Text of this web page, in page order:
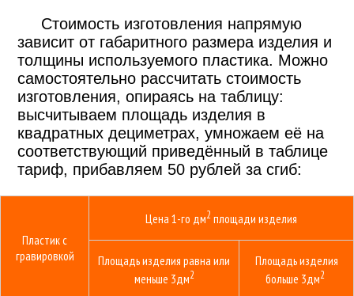
Стоимость изготовления напрямую
зависит от габаритного размера изделия и
толщины используемого пластика. Можно
самостоятельно рассчитать стоимость
изготовления, опираясь на таблицу:
высчитываем площадь изделия в
квадратных дециметрах, умножаем её на
соответствующий приведённый в таблице
тариф, прибавляем 50 рублей за сгиб:
Пластик с
гравировкой
Цена 1-го дм2площади изделия
Площадь изделия равна или
меньше 3дм2
Площадь изделия
больше 3дм2